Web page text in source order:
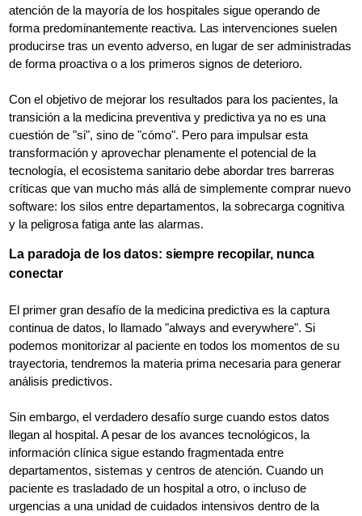
atención de la mayoría de los hospitales sigue operando de
forma predominantemente reactiva. Las intervenciones suelen
producirse tras un evento adverso, en lugar de ser administradas
de forma proactiva o a los primeros signos de deterioro.
Con el objetivo de mejorar los resultados para los pacientes, la
transición a la medicina preventiva y predictiva ya no es una
cuestión de "si", sino de "cómo". Pero para impulsar esta
transformación y aprovechar plenamente el potencial de la
tecnología, el ecosistema sanitario debe abordar tres barreras
críticas que van mucho más allá de simplemente comprar nuevo
software: los silos entre departamentos, la sobrecarga cognitiva
y la peligrosa fatiga ante las alarmas.
La paradoja de los datos: siempre recopilar, nunca
conectar
El primer gran desafío de la medicina predictiva es la captura
continua de datos, lo llamado "always and everywhere". Si
podemos monitorizar al paciente en todos los momentos de su
trayectoria, tendremos la materia prima necesaria para generar
análisis predictivos.
Sin embargo, el verdadero desafío surge cuando estos datos
llegan al hospital. A pesar de los avances tecnológicos, la
información clínica sigue estando fragmentada entre
departamentos, sistemas y centros de atención. Cuando un
paciente es trasladado de un hospital a otro, o incluso de
urgencias a una unidad de cuidados intensivos dentro de la